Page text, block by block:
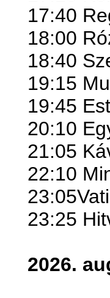
17:40
18:00
18:40
19:15
19:45
20:10
21:05
22:10
23:25
2026.